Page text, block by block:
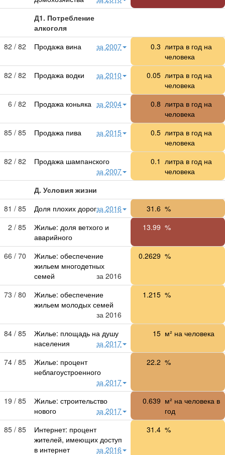
Д1. Потребление
алкоголя
82 / 82
Продажа вина за 2007 0.3 литра в год на
человека
82 / 82
Продажа водки за 2010 0.05 литра в год на
человека
6 / 82
Продажа коньяка за 2004 0.8 литра в год на
человека
85 / 85
Продажа пива за 2015 0.5 литра в год на
человека
82 / 82
Продажа шампанского
за 2007
0.1 литра в год на
человека
Д. Условия жизни
81 / 85
Доля плохих дорогза 2016 31.6 %
2 / 85
Жилье: доля ветхого и
аварийного
13.99 %
66 / 70
Жилье: обеспечение
жильем многодетных
семей
за 2016
0.2629 %
73 / 80
Жилье: обеспечение
жильем молодых семей
за 2016
1.215 %
84 / 85
Жилье: площадь на душу
населения
за 2017
15 м² на человека
74 / 85
Жилье: процент
неблагоустроенного
за 2017
22.2 %
19 / 85
Жилье: строительство
нового
за 2017
0.639 м² на человека в
год
85 / 85
Интернет: процент
жителей, имеющих доступ
в интернет
за 2016
31.4 %